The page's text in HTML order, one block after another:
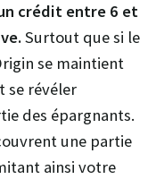
crédit entre 6 et
Surtout que si le
se maintient
se révéler
des épargnants.
une partie
ainsi votre